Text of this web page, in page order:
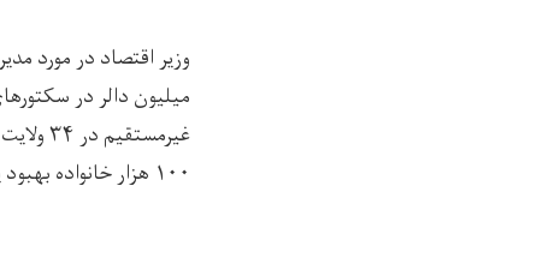
۱۰۰ هزار خانواده بهبود یافته است